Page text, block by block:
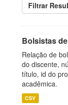
Filtrar
Bolsistas
Relação de
do discente,
título, id do
acadêmica.
CSV